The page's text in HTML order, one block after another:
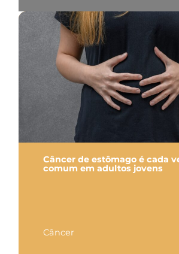
Câncer de estômago é cada
comum em adultos jovens
Câncer